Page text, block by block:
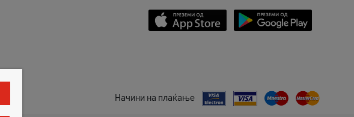
Начини на плаќање